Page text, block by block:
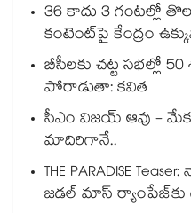
36 కాదు 3 గంటల్లో
కంటెంట్‎పై కేంద్రం
బీసీలకు చట్ట సభల్లో 50
పోరాడుతా: కవిత
సీఎం విజయ్ ఆవు -
మాదిరిగానే..
THE PARADISE
జడల్ మాస్ ర్యాంపేజ్‌కు